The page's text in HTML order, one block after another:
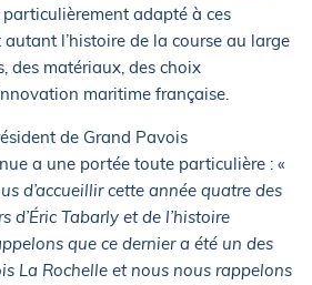
adapté à ces
l’histoire de la course au large
des matériaux, des choix
maritime française.
de Grand Pavois
a une portée toute particulière : «
d’accueillir cette année quatre des
d’Éric Tabarly et de l’histoire
que ce dernier a été un des
La Rochelle et nous nous rappelons